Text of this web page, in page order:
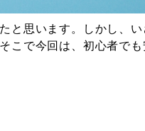
と思います。しかし、
こで今回は、初心者でも